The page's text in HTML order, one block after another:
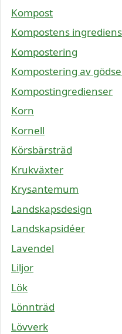
Kompost
Kompostens
Kompostering
Kompostering av
Kompostingredienser
Korn
Kornell
Körsbärsträd
Krukväxter
Krysantemum
Landskapsdesign
Landskapsidéer
Lavendel
Liljor
Lök
Lönnträd
Lövverk